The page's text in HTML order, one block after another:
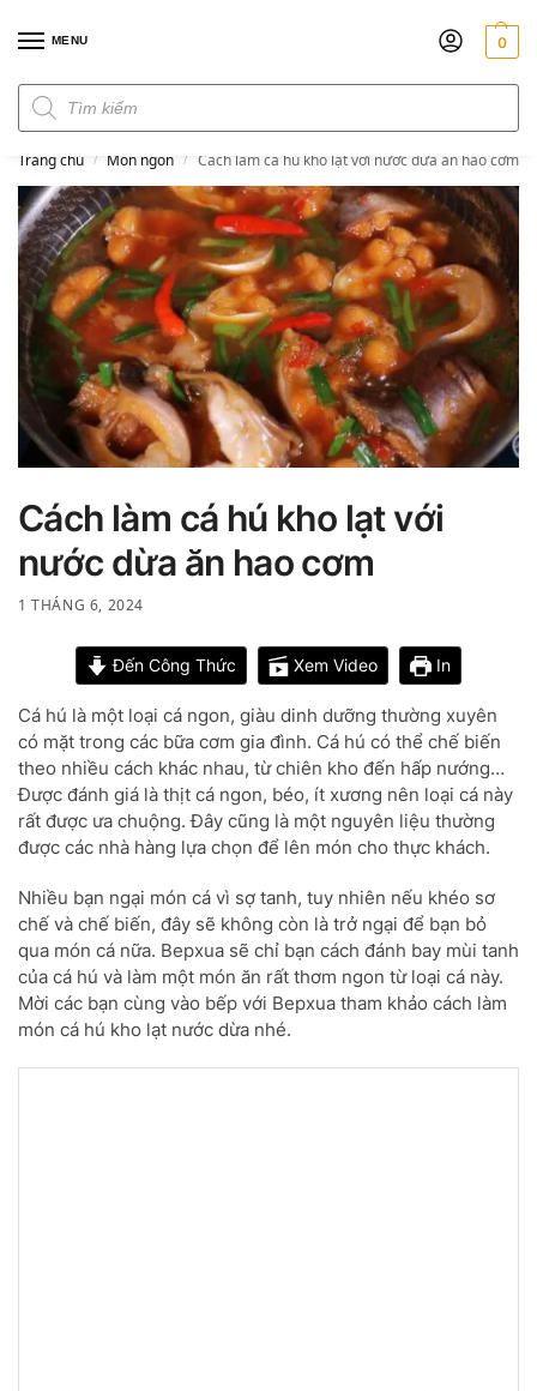
MENU 0
Trang chủ / Món ngon / Cách làm cá hú kho lạt với nước dừa ăn hao cơm
Cách làm cá hú kho lạt với
nước dừa ăn hao cơm
1 THÁNG 6, 2024
Đến Công Thức Xem Video In
Cá hú là một loại cá ngon, giàu dinh dưỡng thường xuyên
có mặt trong các bữa cơm gia đình. Cá hú có thể chế biến
theo nhiều cách khác nhau, từ chiên kho đến hấp nướng…
Được đánh giá là thịt cá ngon, béo, ít xương nên loại cá này
rất được ưa chuộng. Đây cũng là một nguyên liệu thường
được các nhà hàng lựa chọn để lên món cho thực khách.
Nhiều bạn ngại món cá vì sợ tanh, tuy nhiên nếu khéo sơ
chế và chế biến, đây sẽ không còn là trở ngại để bạn bỏ
qua món cá nữa. Bepxua sẽ chỉ bạn cách đánh bay mùi tanh
của cá hú và làm một món ăn rất thơm ngon từ loại cá này.
Mời các bạn cùng vào bếp với Bepxua tham khảo cách làm
món cá hú kho lạt nước dừa nhé.